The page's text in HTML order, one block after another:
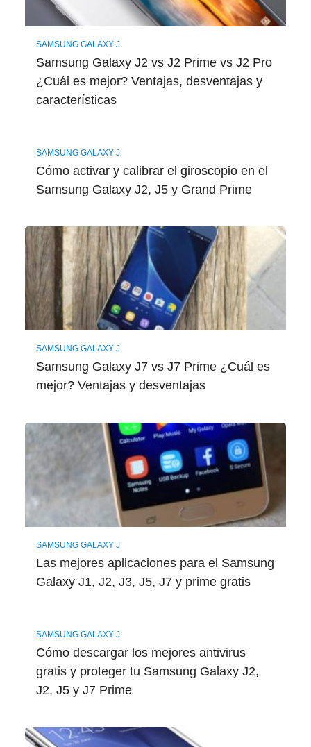
SAMSUNG GALAXY J
Samsung Galaxy J2 vs J2 Prime vs J2 Pro
¿Cuál es mejor? Ventajas, desventajas y
características
SAMSUNG GALAXY J
Cómo activar y calibrar el giroscopio en el
Samsung Galaxy J2, J5 y Grand Prime
SAMSUNG GALAXY J
Samsung Galaxy J7 vs J7 Prime ¿Cuál es
mejor? Ventajas y desventajas
SAMSUNG GALAXY J
Las mejores aplicaciones para el Samsung
Galaxy J1, J2, J3, J5, J7 y prime gratis
SAMSUNG GALAXY J
Cómo descargar los mejores antivirus
gratis y proteger tu Samsung Galaxy J2,
J2, J5 y J7 Prime